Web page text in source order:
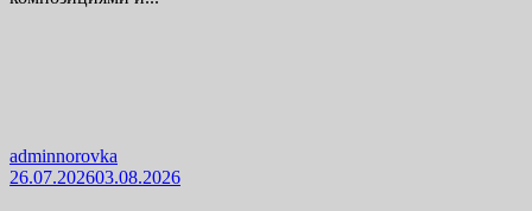
adminnorovka
26.07.202603.08.2026